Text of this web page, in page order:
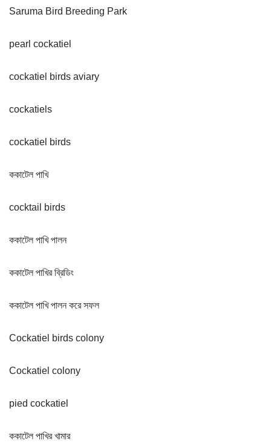
Saruma Bird Breeding Park
pearl cockatiel
cockatiel birds aviary
cockatiels
cockatiel birds
ককাটেল পাখি
cocktail birds
ককাটেল পাখি পালন
ককাটেল পাখির ব্রিডিং
ককাটেল পাখি পালন করে সফল
Cockatiel birds colony
Cockatiel colony
pied cockatiel
ককাটেল পাখির খামার